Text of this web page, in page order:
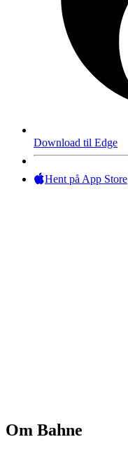
Download til Edge
Hent på App Store
Om Bahne